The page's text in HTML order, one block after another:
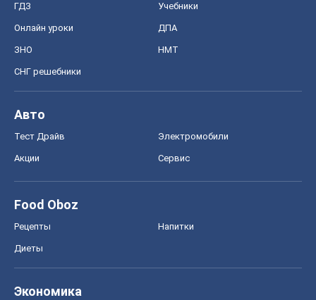
ГДЗ Учебники
Онлайн уроки ДПА
ЗНО НМТ
СНГ решебники
Авто
Тест Драйв Электромобили
Акции Сервис
Food Oboz
Рецепты Напитки
Диеты
Экономика